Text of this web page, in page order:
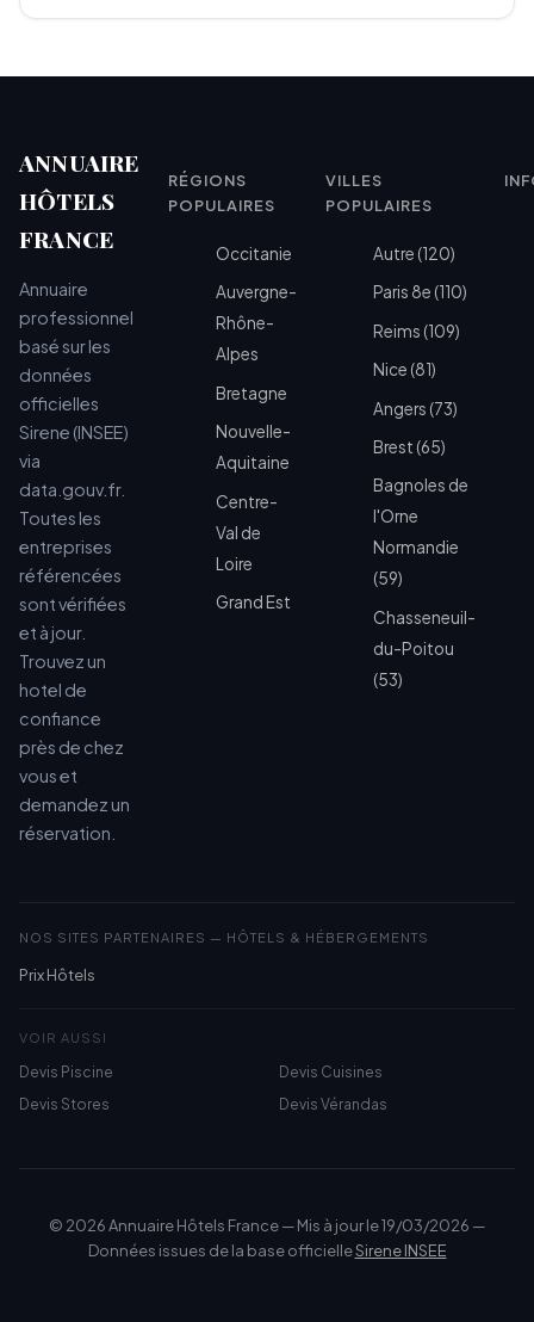
ANNUAIRE
HÔTELS
FRANCE
Annuaire
professionnel
basé sur les
données
officielles
Sirene (INSEE)
via
data.gouv.fr.
Toutes les
entreprises
référencées
sont vérifiées
et à jour.
Trouvez un
hotel de
confiance
près de chez
vous et
demandez un
réservation.
RÉGIONS
POPULAIRES
Occitanie
Auvergne-
Rhône-
Alpes
Bretagne
Nouvelle-
Aquitaine
Centre-
Val de
Loire
Grand Est
VILLES
POPULAIRES
Autre (120)
Paris 8e (110)
Reims (109)
Nice (81)
Angers (73)
Brest (65)
Bagnoles de
l'Orne
Normandie
(59)
Chasseneuil-
du-Poitou
(53)
NOS SITES PARTENAIRES — HÔTELS & HÉBERGEMENTS
Prix Hôtels
VOIR AUSSI
Devis Piscine
Devis Cuisines
Devis Stores
Devis Vérandas
© 2026 Annuaire Hôtels France — Mis à jour le 19/03/2026 —
Données issues de la base officielleSirene INSEE